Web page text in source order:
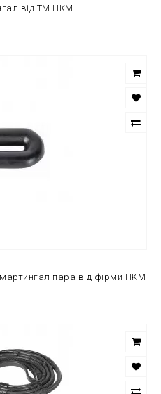
від ТМ НКМ
мартингал пара від фірми HKM